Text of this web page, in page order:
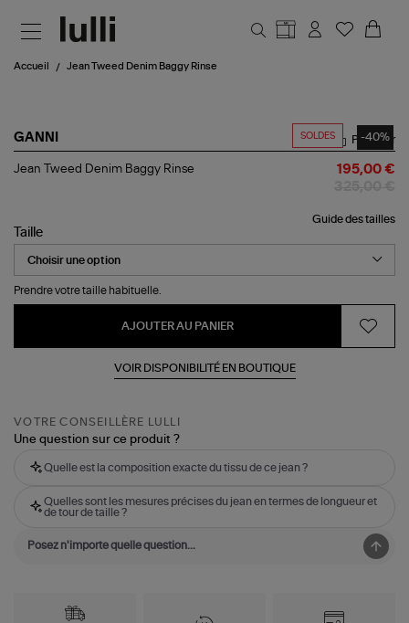
Accueil Jean Tweed Denim Baggy Rinse
SOLDES -40%
GANNI
Jean
Rinse
Partager
Jean Tweed Denim Baggy Rinse 195,00 €
Guide des tailles
Taille
Prendre votre taille habituelle.
AJOUTER AU PANIER
VOIR DISPONIBILITÉ EN BOUTIQUE
VOTRE CONSEILLÈRE LULLI
Une question sur ce produit ?
Quelle est la composition exacte du tissu de ce jean ?
Quelles sont les mesures précises du jean en termes de longueur et
de tour de taille ?